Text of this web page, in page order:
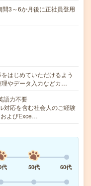
3～6か月後に正社員登用
はじめていただけるよう
やデータ入力などカ…
語力不要
応を含む社会人のご経験
よびExce…
代 50代
60代